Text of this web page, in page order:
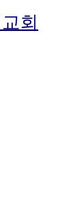
회